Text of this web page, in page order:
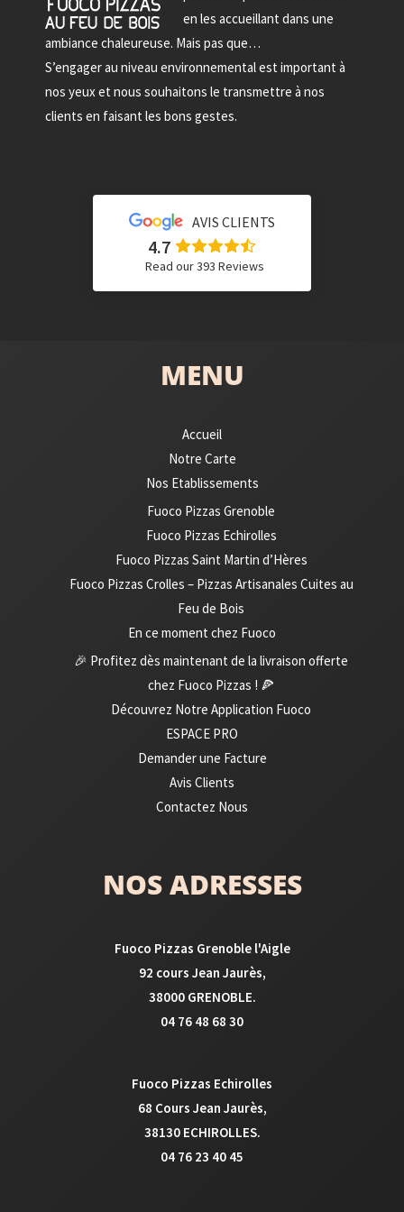
en les accueillant dans une
ambiance chaleureuse. Mais pas que…
S’engager au niveau environnemental est important à
nos yeux et nous souhaitons le transmettre à nos
clients en faisant les bons gestes.
AVIS CLIENTS
4.7
Read our 393 Reviews
MENU
Accueil
Notre Carte
Nos Etablissements
Fuoco Pizzas Grenoble
Fuoco Pizzas Echirolles
Fuoco Pizzas Saint Martin d’Hères
Fuoco Pizzas Crolles – Pizzas Artisanales Cuites au
Feu de Bois
En ce moment chez Fuoco
🎉 Profitez dès maintenant de la livraison offerte
chez Fuoco Pizzas ! 🍕
Découvrez Notre Application Fuoco
ESPACE PRO
Demander une Facture
Avis Clients
Contactez Nous
NOS ADRESSES
Fuoco Pizzas Grenoble l'Aigle
92 cours Jean Jaurès,
38000 GRENOBLE.
04 76 48 68 30
Fuoco Pizzas Echirolles
68 Cours Jean Jaurès,
38130 ECHIROLLES.
04 76 23 40 45